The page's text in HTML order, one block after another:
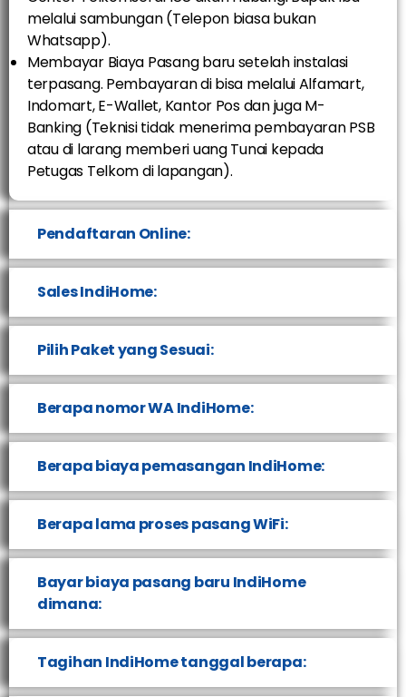
melalui sambungan (Telepon biasa bukan
Whatsapp).
Membayar Biaya Pasang baru setelah instalasi
terpasang. Pembayaran di bisa melalui Alfamart,
Indomart, E-Wallet, Kantor Pos dan juga M-
Banking (Teknisi tidak menerima pembayaran PSB
atau di larang memberi uang Tunai kepada
Petugas Telkom di lapangan).
Pendaftaran Online:
Sales IndiHome:
Pilih Paket yang Sesuai:
Berapa nomor WA IndiHome:
Berapa biaya pemasangan IndiHome:
Berapa lama proses pasang WiFi:
Bayar biaya pasang baru IndiHome
dimana:
Tagihan IndiHome tanggal berapa: